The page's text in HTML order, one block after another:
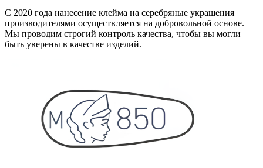
С 2020 года нанесение клейма на серебряные украшения
производителями осуществляется на добровольной основе.
Мы проводим строгий контроль качества, чтобы вы могли
быть уверены в качестве изделий.